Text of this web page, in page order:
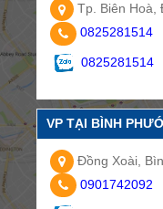
Tp. Biên Hoà,
0825281514
0825281514
VP TẠI BÌNH
Đồng Xoài,
0901742092